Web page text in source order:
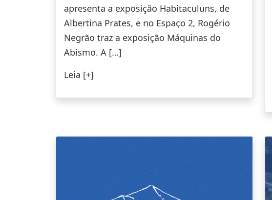
apresenta a exposição Habitaculuns, de
Albertina Prates, e no Espaço 2, Rogério
Negrão traz a exposição Máquinas do
Abismo. A […]
Leia [+]